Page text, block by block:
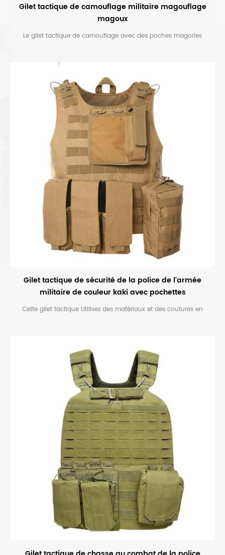
Gilet tactique de camouflage militaire magouflage
magoux
Le gilet tactique de camouflage avec des poches magories
Gilet tactique de sécurité de la police de l'armée
militaire de couleur kaki avec pochettes
Cette gilet tactique Utilisez des matériaux et des coutures en
pochettes. 3 pochettes pour magazines, 1 carte, 1 talkie-walkie et
1 pochette pour lampe de poche, 2 pochettes de
communication et 1 pochette médicale.